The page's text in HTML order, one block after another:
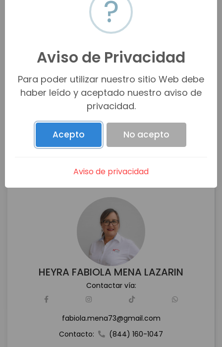
HEYRA FABIOLA MENA LAZARIN
Contactar vía:
fabiola.mena73@gmail.com
Contacto:
(844) 160-1047
?
Aviso de Privacidad
Para poder utilizar nuestro sitio Web debe
haber leído y aceptado nuestro aviso de
privacidad.
Acepto No acepto
Aviso de privacidad